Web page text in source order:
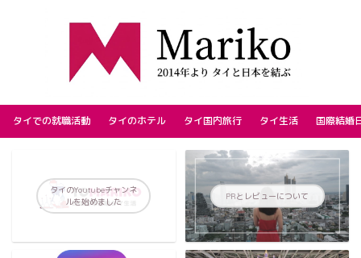
タイでの就職活動 タイのホテル タイ国内旅行 タイ生活 国際結婚
タイのYoutubeチャンネ
ルを始めました
PRとレビューについて